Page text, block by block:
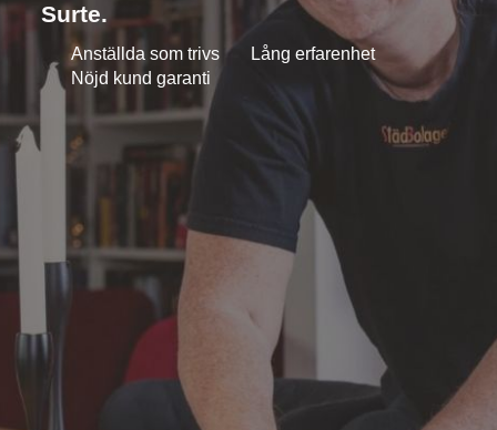
Surte.
Anställda som trivs
Lång erfarenhet
Nöjd kund garanti